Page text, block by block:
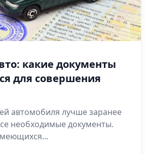
какие документы
для совершения
автомобиля лучше заранее
необходимые документы.